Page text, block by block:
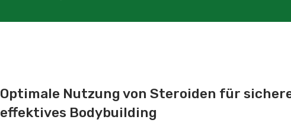
Optimale Nutzung von Steroiden für
effektives Bodybuilding